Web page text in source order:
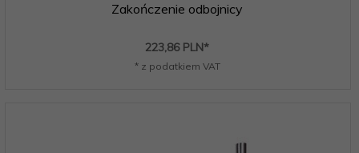
Zakończenie odbojnicy
223,86 PLN*
* z podatkiem VAT